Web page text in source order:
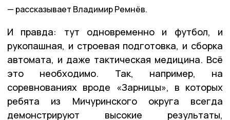
рассказывает Владимир Ремнёв.
И правда: тут одновременно и футбол, и
рукопашная, и строевая подготовка, и сборка
автомата, и даже тактическая медицина. Всё
это необходимо. Так, например, на
соревнованиях вроде «Зарницы», в которых
ребята из Мичуринского округа всегда
демонстрируют высокие результаты,